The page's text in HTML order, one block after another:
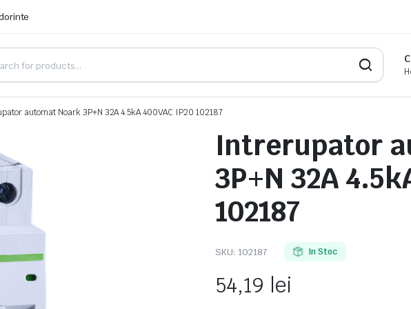
automat Noark 3P+N 32A 4.5kA 400VAC IP20 102187
Intrerupator
3P+N 32A
102187
SKU: 102187 In Stoc
54,19 lei